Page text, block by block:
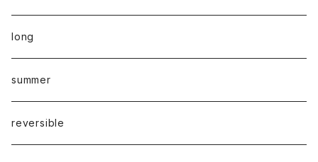
long
summer
reversible